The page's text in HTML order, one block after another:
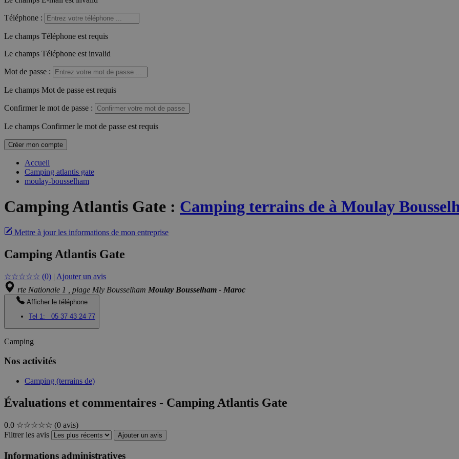
Téléphone :
Le champs Téléphone est requis
Le champs Téléphone est invalid
Mot de passe :
Le champs Mot de passe est requis
Confirmer le mot de passe :
Le champs Confirmer le mot de passe est requis
Créer mon compte
Accueil
Camping atlantis gate
moulay-bousselham
Camping Atlantis Gate : Camping terrains de à Moulay
Mettre à jour les informations de mon entreprise
Camping Atlantis Gate
☆☆☆☆☆ (0) | Ajouter un avis
rte Nationale 1 , plage Mly Bousselham Moulay Bousselham - Maroc
Afficher le téléphone
Tel 1:
05 37 43 24 77
Camping
Nos activités
Camping (terrains de)
Évaluations et commentaires - Camping Atlantis Gate
0.0 ☆☆☆☆☆ (0 avis)
Filtrer les avis
Ajouter un avis
Informations administratives